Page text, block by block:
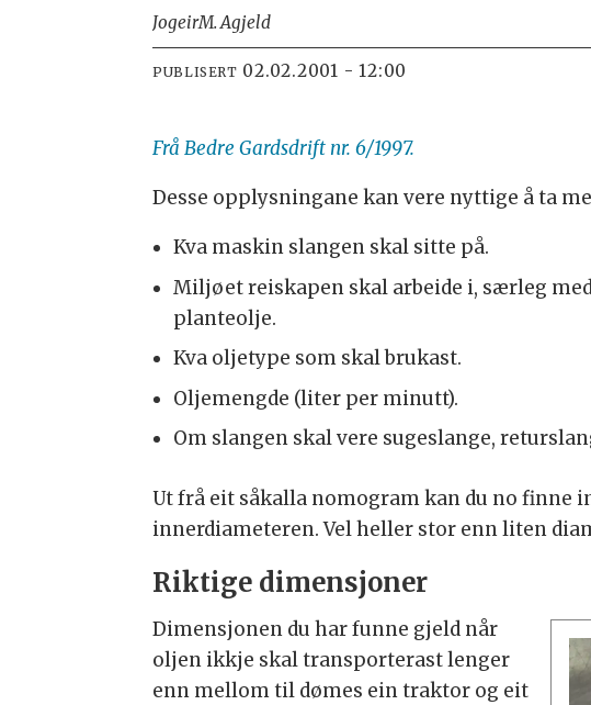
JogeirM. Agjeld
PUBLISERT 02.02.2001 - 12:00
Frå Bedre Gardsdrift nr. 6/1997.
Desse opplysningane kan vere nyttige å ta
Kva maskin slangen skal sitte på.
Miljøet reiskapen skal arbeide i, særleg
planteolje.
Kva oljetype som skal brukast.
Oljemengde (liter per minutt).
Om slangen skal vere sugeslange,
Ut frå eit såkalla nomogram kan du no finne
innerdiameteren. Vel heller stor enn liten
Riktige dimensjoner
Dimensjonen du har funne gjeld når
oljen ikkje skal transporterast lenger
enn mellom til dømes ein traktor og eit